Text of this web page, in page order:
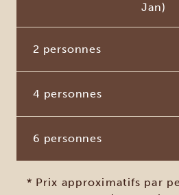
Jan)
2 personnes
4 personnes
6 personnes
* Prix approximatifs par